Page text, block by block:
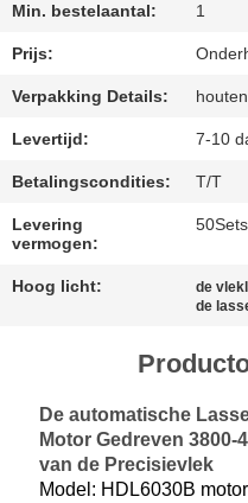
GA
NU
PRATEN.
SITEMAP
PRIVACY
POLICY
Min. bestelaantal: 1
Prijs:
Verpakking Details:
Levertijd: 7-10
Betalingscondities: T/T
Levering
vermogen:
Hoog licht: de
de
De automatische
Motor Gedreven 3800-
van de Precisievlek
Model: HDL6030B